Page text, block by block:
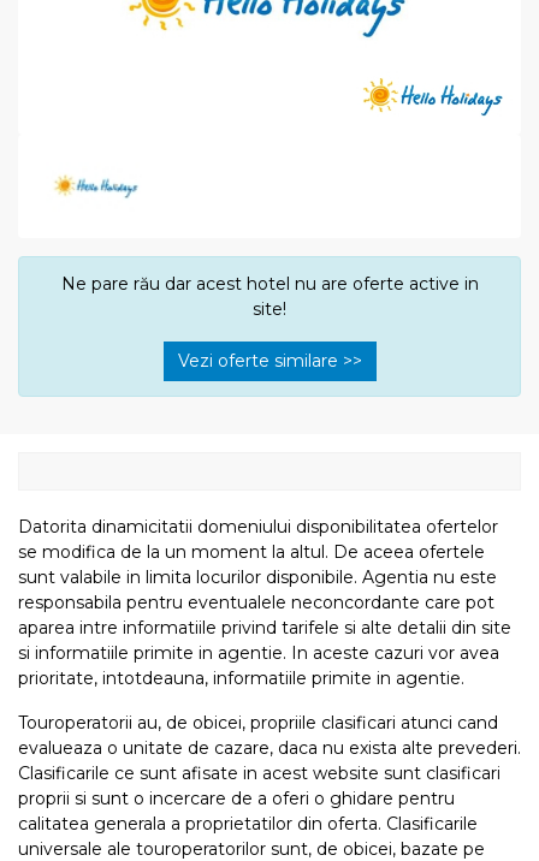
Ne pare rău dar acest hotel nu are oferte active in
site!
Vezi oferte similare >>
Datorita dinamicitatii domeniului disponibilitatea ofertelor
se modifica de la un moment la altul. De aceea ofertele
sunt valabile in limita locurilor disponibile. Agentia nu este
responsabila pentru eventualele neconcordante care pot
aparea intre informatiile privind tarifele si alte detalii din site
si informatiile primite in agentie. In aceste cazuri vor avea
prioritate, intotdeauna, informatiile primite in agentie.
Touroperatorii au, de obicei, propriile clasificari atunci cand
evalueaza o unitate de cazare, daca nu exista alte prevederi.
Clasificarile ce sunt afisate in acest website sunt clasificari
proprii si sunt o incercare de a oferi o ghidare pentru
calitatea generala a proprietatilor din oferta. Clasificarile
universale ale touroperatorilor sunt, de obicei, bazate pe